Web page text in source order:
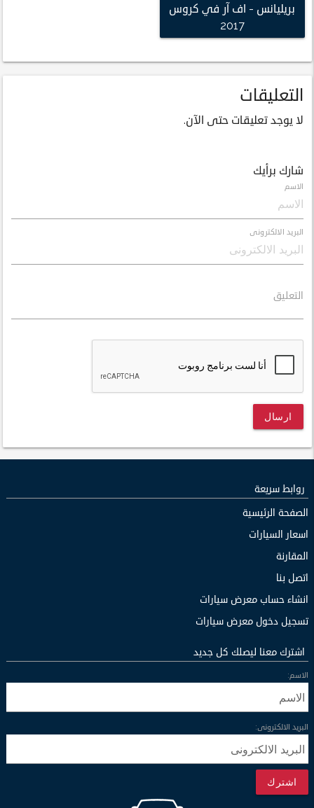
بريليانس - اف آر في كروس
2017
التعليقات
لا يوجد تعليقات حتى الآن.
شارك برأيك
الاسم
البريد الالكترونى
التعليق
ارسال
روابط سريعة
الصفحة الرئيسية
اسعار السيارات
المقارنة
اتصل بنا
انشاء حساب معرض سيارات
تسجيل دخول معرض سيارات
اشترك معنا ليصلك كل جديد
الاسم:
البريد الالكترونى:
اشترك